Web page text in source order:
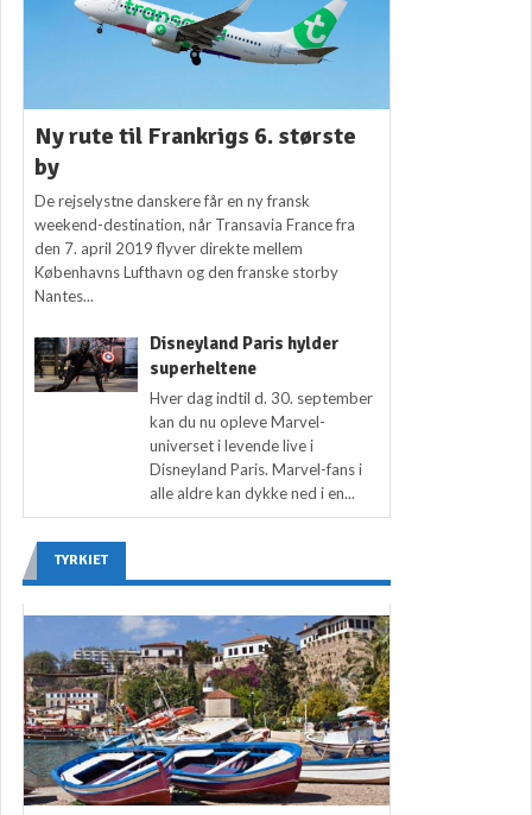
Ny rute til Frankrigs 6. største
by
De rejselystne danskere får en ny fransk
weekend-destination, når Transavia France fra
den 7. april 2019 flyver direkte mellem
Københavns Lufthavn og den franske storby
Nantes...
Disneyland Paris hylder
superheltene
Hver dag indtil d. 30. september
kan du nu opleve Marvel-
universet i levende live i
Disneyland Paris. Marvel-fans i
alle aldre kan dykke ned i en...
TYRKIET